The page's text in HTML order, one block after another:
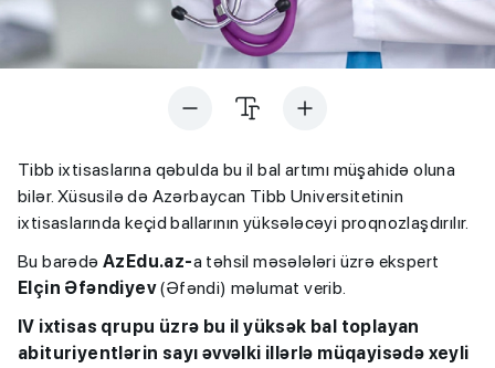
Tibb ixtisaslarına qəbulda bu il bal artımı müşahidə oluna
bilər. Xüsusilə də Azərbaycan Tibb Universitetinin
ixtisaslarında keçid ballarının yüksələcəyi proqnozlaşdırılır.
Bu barədə AzEdu.az-a təhsil məsələləri üzrə ekspert
Elçin Əfəndiyev(Əfəndi) məlumat verib.
IV ixtisas qrupu üzrə bu il yüksək bal toplayan
abituriyentlərin sayı əvvəlki illərlə müqayisədə xeyli